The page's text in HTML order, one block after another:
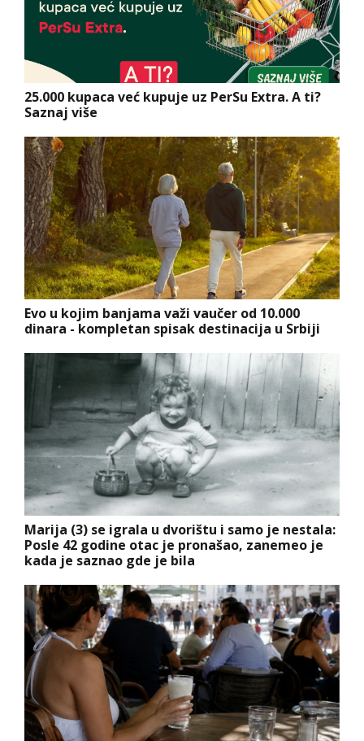
25.000 kupaca već kupuje uz PerSu Extra. A ti?
Saznaj više
Evo u kojim banjama važi vaučer od 10.000
dinara - kompletan spisak destinacija u Srbiji
Marija (3) se igrala u dvorištu i samo je nestala:
Posle 42 godine otac je pronašao, zanemeo je
kada je saznao gde je bila